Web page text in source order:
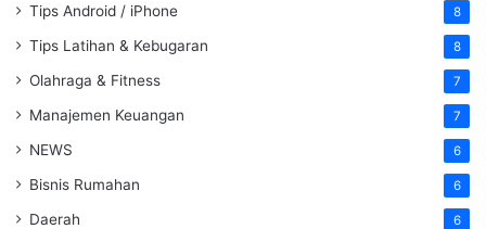
Tips Android / iPhone 8
Tips Latihan & Kebugaran 8
Olahraga & Fitness 7
Manajemen Keuangan 7
NEWS 6
Bisnis Rumahan 6
Daerah 6